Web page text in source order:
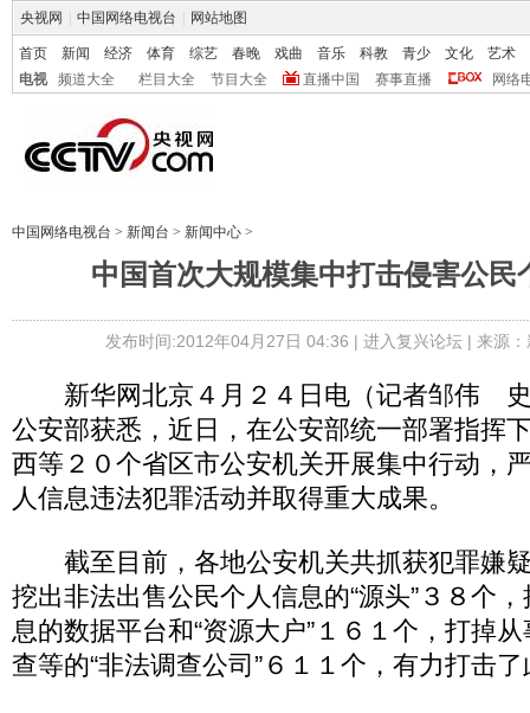
央视网 中国网络电视台 网站地图
首页 新闻 经济 体育 综艺 春晚 戏曲 音乐 科教 青少 文化
艺术
电视
频道大全 栏目大全 节目大全 直播中国 赛事直播 网络
中国网络电视台 > 新闻台 > 新闻中心 >
中国首次大规模集中打击侵害公民
发布时间:2012年04月27日 04:36 | 进入复兴论坛| 来源
新华网北京４月２４日电（记者邹伟 史
公安部获悉，近日，在公安部统一部署指挥
西等２０个省区市公安机关开展集中行动，
人信息违法犯罪活动并取得重大成果。
截至目前，各地公安机关共抓获犯罪嫌
挖出非法出售公民个人信息的“源头”３８个
息的数据平台和“资源大户”１６１个，打掉
查等的“非法调查公司”６１１个，有力打击